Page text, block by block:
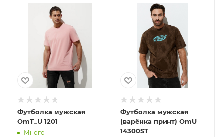
Футболка мужская
OmT_U 1201
Много
Футболка мужская
(варёнка принт) OmU
14300ST